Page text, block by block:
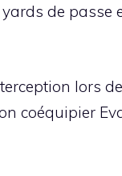
de
lors
coéquipier